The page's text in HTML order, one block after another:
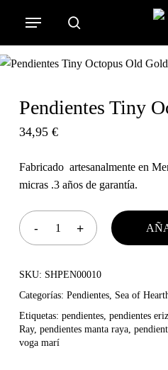
main
content
search
Menu
Cart
Pendientes Tiny
34,95 €
Fabricado artesanalmente en
micras .3 años de garantía.
SKU: SHPEN00010
Categorías: Pendientes, Sea of
Etiquetas: pendientes, pendientes
Ray, pendientes manta raya,
voga marí